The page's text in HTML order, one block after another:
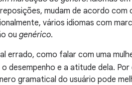
mudam de acordo com
vários idiomas com
ou genérico.
errado, como falar com uma
o desempenho e a atitude dela.
gramatical do usuário pode